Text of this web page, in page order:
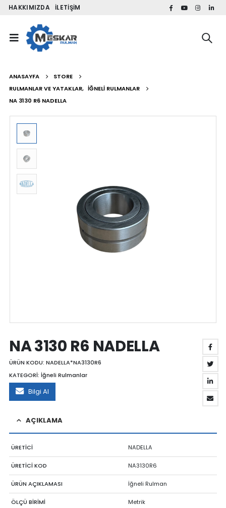
HAKKIMIZDA İLETIŞIM
ANASAYFA
STORE
RULMANLAR VE YATAKLAR, İĞNELI RULMANLAR
NA 3130 R6 NADELLA
NA 3130 R6 NADELLA
ÜRÜN KODU: NADELLA*NA3130R6
KATEGORİ: İğneli Rulmanlar
Bilgi Al
AÇIKLAMA
ÜRETİCİ NADELLA
ÜRETİCİ KOD NA3130R6
ÜRÜN AÇIKLAMASI İğneli Rulman
ÖLÇÜ BİRİMİ Metrik